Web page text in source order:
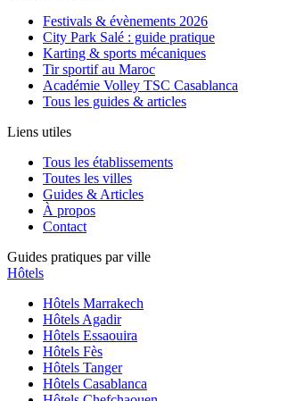
Festivals & évènements 2026
City Park Salé : guide pratique
Karting & sports mécaniques
Tir sportif au Maroc
Académie Volley TSC Casablanca
Tous les guides & articles
Liens utiles
Tous les établissements
Toutes les villes
Guides & Articles
À propos
Contact
Guides pratiques par ville
Hôtels
Hôtels Marrakech
Hôtels Agadir
Hôtels Essaouira
Hôtels Fès
Hôtels Tanger
Hôtels Casablanca